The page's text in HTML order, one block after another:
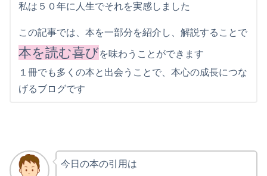
私は５０年に人生でそれを実感しました
この記事では、本を一部分を紹介し、解説することで
本を読む喜びを味わうことができます
１冊でも多くの本と出会うことで、本心の成長につな
げるブログです
今日の本の引用は